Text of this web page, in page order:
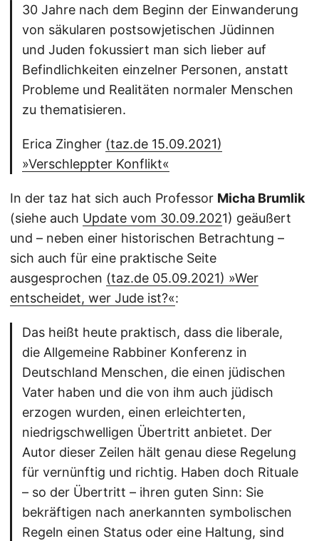
30 Jahre nach dem Beginn der Einwanderung
von säkularen postsowjetischen Jüdinnen
und Juden fokussiert man sich lieber auf
Befindlichkeiten einzelner Personen, anstatt
Probleme und Realitäten normaler Menschen
zu thematisieren.
Erica Zingher (taz.de 15.09.2021)
»Verschleppter Konflikt«
In der taz hat sich auch Professor Micha Brumlik
(siehe auch Update vom 30.09.2021) geäußert
und – neben einer historischen Betrachtung –
sich auch für eine praktische Seite
ausgesprochen (taz.de 05.09.2021) »Wer
entscheidet, wer Jude ist?«:
Das heißt heute praktisch, dass die liberale,
die Allgemeine Rabbiner Konferenz in
Deutschland Menschen, die einen jüdischen
Vater haben und die von ihm auch jüdisch
erzogen wurden, einen erleichterten,
niedrigschwelligen Übertritt anbietet. Der
Autor dieser Zeilen hält genau diese Regelung
für vernünftig und richtig. Haben doch Rituale
– so der Übertritt – ihren guten Sinn: Sie
bekräftigen nach anerkannten symbolischen
Regeln einen Status oder eine Haltung, sind